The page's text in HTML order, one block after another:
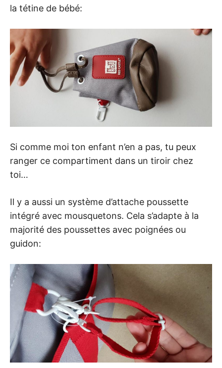
la tétine de bébé:
Si comme moi ton enfant n’en a pas, tu peux
ranger ce compartiment dans un tiroir chez
toi…
Il y a aussi un système d’attache poussette
intégré avec mousquetons. Cela s’adapte à la
majorité des poussettes avec poignées ou
guidon: